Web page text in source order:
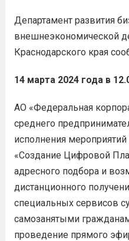
Департамент развития
внешнеэкономической
Краснодарского края
14 марта 2024 года в
АО «Федеральная
среднего
исполнения
«Создание Цифровой
адресного подбора и
дистанционного
специальных сервисов
самозанятыми
проведение прямого